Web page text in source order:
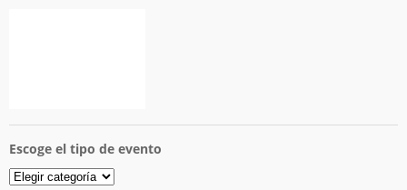
Escoge el tipo de evento